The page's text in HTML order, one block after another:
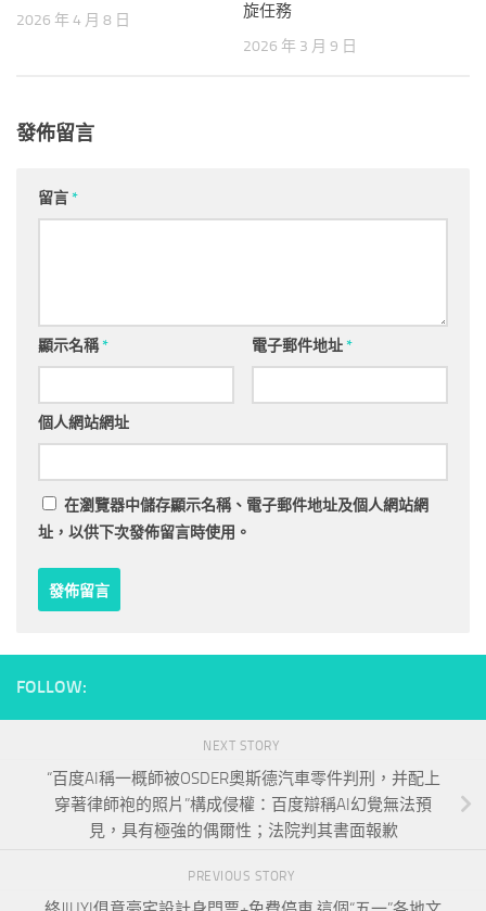
2026 年 4 月 8 日
旋任務
2026 年 3 月 9 日
發佈留言
留言*
顯示名稱* 電子郵件地址*
個人網站網址
在瀏覽器中儲存顯示名稱、電子郵件地址及個人網站網
址，以供下次發佈留言時使用。
FOLLOW:
NEXT STORY
“百度AI稱一概師被OSDER奧斯德汽車零件判刑，并配上
穿著律師袍的照片”構成侵權：百度辯稱AI幻覺無法預
見，具有極強的偶爾性；法院判其書面報歉
PREVIOUS STORY